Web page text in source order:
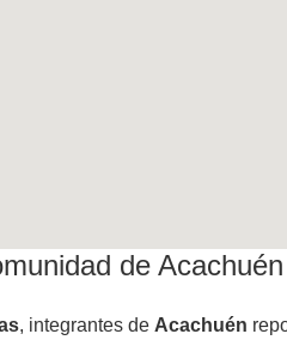
de Acachuén
, integrantes de Acachuén